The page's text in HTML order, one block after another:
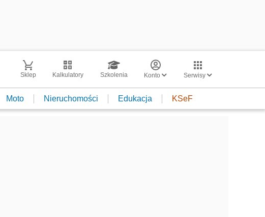
Sklep Kalkulatory Szkolenia Konto Serwisy
Moto Nieruchomości Edukacja KSeF